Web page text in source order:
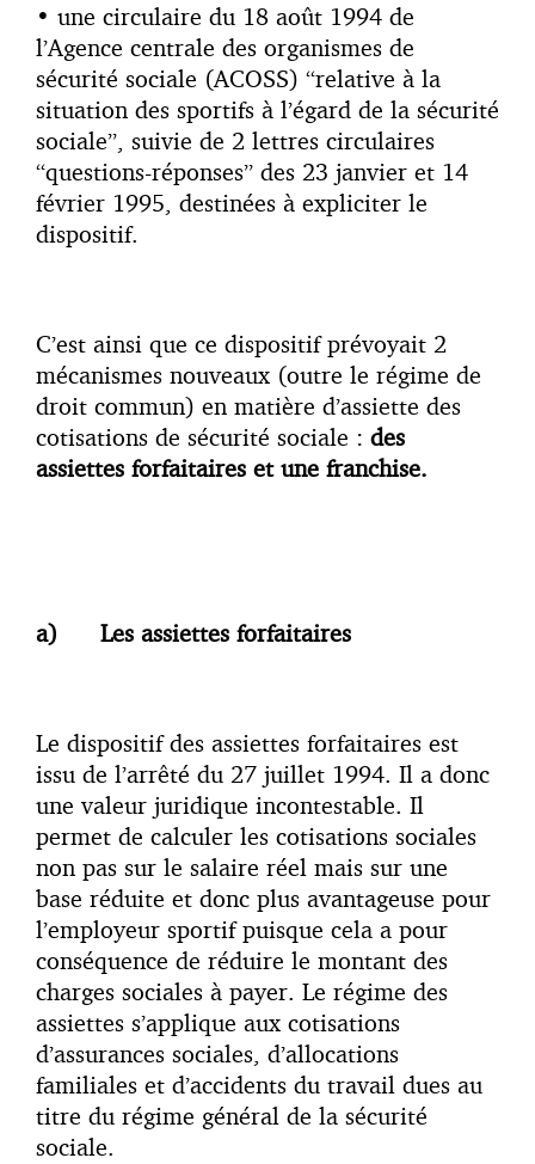
• une circulaire du 18 août 1994 de
l’Agence centrale des organismes de
sécurité sociale (ACOSS) “relative à la
situation des sportifs à l’égard de la sécurité
sociale”, suivie de 2 lettres circulaires
“questions-réponses” des 23 janvier et 14
février 1995, destinées à expliciter le
dispositif.
C’est ainsi que ce dispositif prévoyait 2
mécanismes nouveaux (outre le régime de
droit commun) en matière d’assiette des
cotisations de sécurité sociale : des
assiettes forfaitaires et une franchise.
a) Les assiettes forfaitaires
Le dispositif des assiettes forfaitaires est
issu de l’arrêté du 27 juillet 1994. Il a donc
une valeur juridique incontestable. Il
permet de calculer les cotisations sociales
non pas sur le salaire réel mais sur une
base réduite et donc plus avantageuse pour
l’employeur sportif puisque cela a pour
conséquence de réduire le montant des
charges sociales à payer. Le régime des
assiettes s’applique aux cotisations
d’assurances sociales, d’allocations
familiales et d’accidents du travail dues au
titre du régime général de la sécurité
sociale.